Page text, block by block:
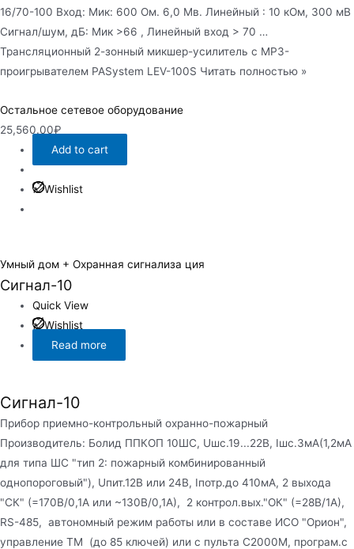
16/70-100 Вход: Мик: 600 Ом. 6,0 Мв. Линейный : 10 кОм, 300 мВ
Сигнал/шум, дБ: Мик >66 , Линейный вход > 70 …
Трансляционный 2-зонный микшер-усилитель с MP3-
проигрывателем PASystem LEV-100S Читать полностью »
Остальное сетевое оборудование
25,560.00₽
Add to cart
Wishlist
Умный дом + Охранная сигнализа ция
Сигнал-10
Quick View
Wishlist
Read more
Сигнал-10
Прибор приемно-контрольный охранно-пожарный
Производитель: Болид ППКОП 10ШС, Uшс.19...22В, Iшс.3мА(1,2мА
для типа ШС "тип 2: пожарный комбинированный
однопороговый"), Uпит.12В или 24В, Iпотр.до 410мА, 2 выхода
"СК" (=170В/0,1А или ~130В/0,1А), 2 контрол.вых."ОК" (=28В/1А),
RS-485, автономный режим работы или в составе ИСО "Орион",
управление ТМ (до 85 ключей) или с пульта С2000М, програм.с